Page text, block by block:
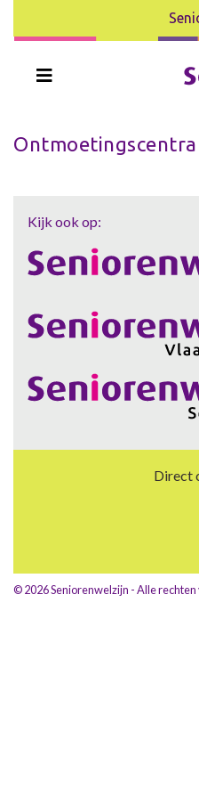
Ontmoetingscentra
Kijk ook op:
Direct
© 2026 Seniorenwelzijn - Alle